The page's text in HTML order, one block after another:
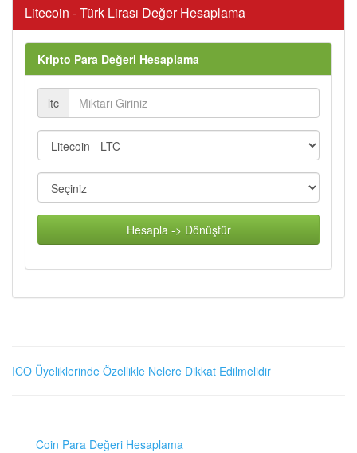
Litecoin - Türk Lirası Değer Hesaplama
Kripto Para Değeri Hesaplama
ltc
Hesapla -> Dönüştür
ICO Üyeliklerinde Özellikle Nelere Dikkat Edilmelidir
Coin Para Değeri Hesaplama